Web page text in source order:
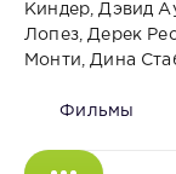
Киндер, Дэвид
Лопез, Дерек
Монти, Дина
Фильмы